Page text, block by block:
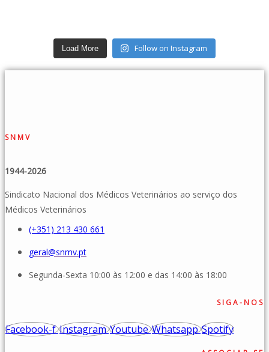
Load More Follow on Instagram
SNMV
1944-2026
Sindicato Nacional dos Médicos Veterinários ao serviço dos
Médicos Veterinários
(+351) 213 430 661
geral@snmv.pt
Segunda-Sexta 10:00 às 12:00 e das 14:00 às 18:00
SIGA-NOS
Facebook-f Instagram Youtube Whatsapp Spotify